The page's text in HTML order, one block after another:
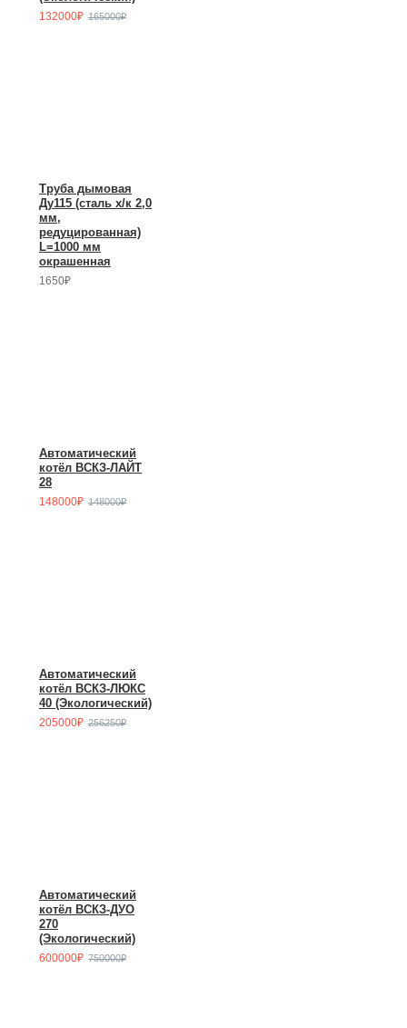
132000₽ 165000₽
Труба дымовая
Ду115 (сталь х/к 2,0
мм,
редуцированная)
L=1000 мм
окрашенная
1650₽
Автоматический
котёл ВСКЗ-ЛАЙТ
28
148000₽ 148000₽
Автоматический
котёл ВСКЗ-ЛЮКС
40 (Экологический)
205000₽ 256250₽
Автоматический
котёл ВСКЗ-ДУО
270
(Экологический)
600000₽ 750000₽